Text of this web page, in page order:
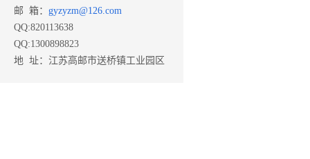
邮 箱： gyzyzm@126.com
QQ:820113638
QQ:1300898823
地 址：江苏高邮市送桥镇工业园区